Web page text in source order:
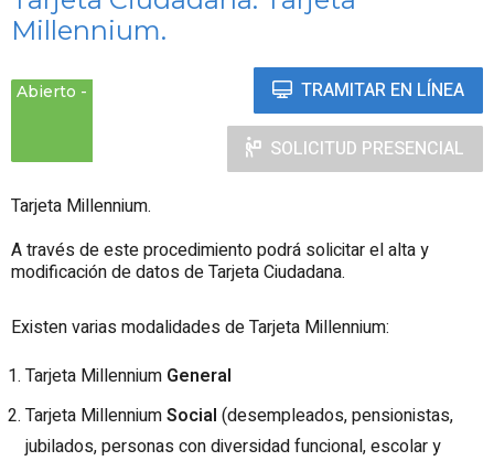
Millennium.
Abierto TRAMITAR EN LÍNEA
SOLICITUD PRESENCIAL
Tarjeta Millennium.
A través de este procedimiento podrá solicitar el alta y
modificación de datos de Tarjeta Ciudadana.
Existen varias modalidades de Tarjeta Millennium:
Tarjeta Millennium General
Tarjeta MillenniumSocial(desempleados, pensionistas,
jubilados, personas con diversidad funcional, escolar y